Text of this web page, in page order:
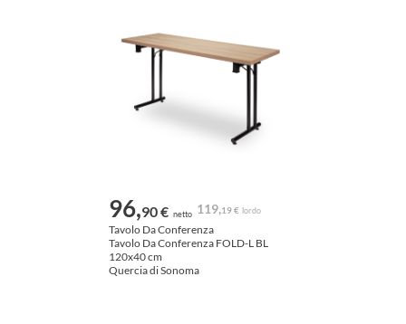
96,90 € netto 119,19 € lordo
Tavolo Da Conferenza
Tavolo Da Conferenza FOLD-L BL
120x40 cm
Quercia di Sonoma